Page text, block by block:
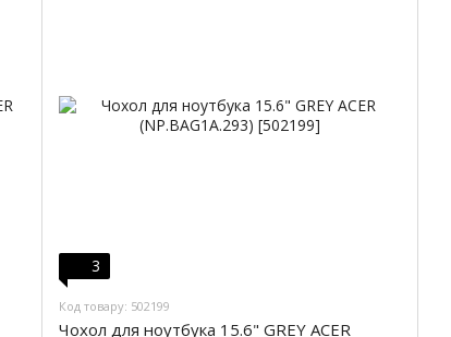
3
Код товару: 502199
Чохол для ноутбука 15.6" GREY ACER